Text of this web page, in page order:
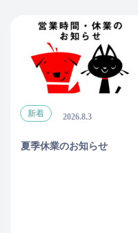
新着 2026.8.3
夏季休業のお知らせ